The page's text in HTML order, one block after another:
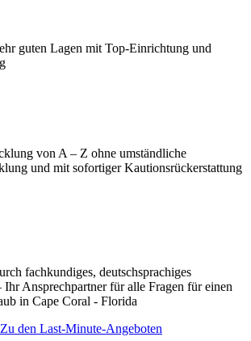
guten Lagen mit Top-Einrichtung und
von A – Z ohne umständliche
und mit sofortiger Kautionsrückerstattung
fachkundiges, deutschsprachiges
Ihr Ansprechpartner für alle Fragen für einen
in Cape Coral - Florida
Zu den Last-Minute-Angeboten